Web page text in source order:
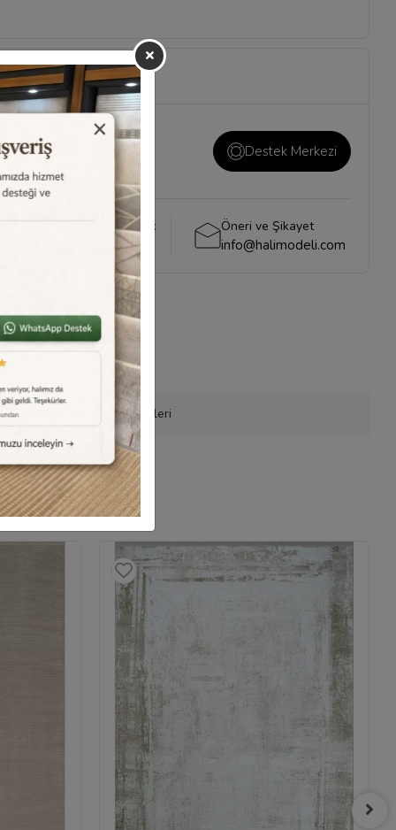
önemli konuların
sayfamızı ziyaret Destek Merkezi
Whatsapp Destek
0540 001 51 51
Öneri ve Şikayet
info@halimodeli.com
Sipariş Ürün Önerileri